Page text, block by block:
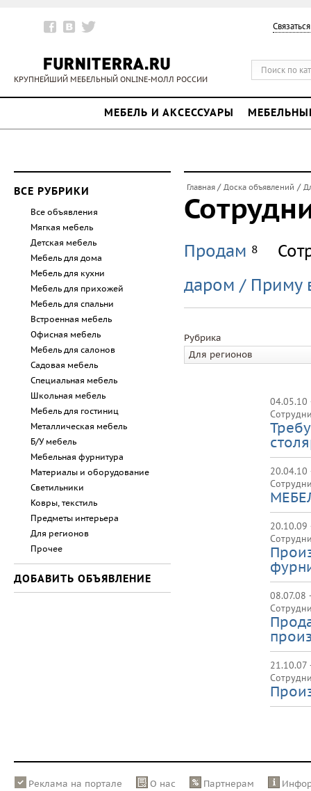
КРУПНЕЙШИЙ МЕБЕЛЬНЫЙ ONLINE-МОЛЛ РОССИИ
МЕБЕЛЬ И АКСЕССУАРЫ
Главная / Доска объявлений /
Продам 8
даром / Приму
Рубрика
Для регионов
04.05.10
20.10.09
08.07.08
21.10.07
ВСЕ РУБРИКИ
Все объявления
Мягкая мебель
Детская мебель
Мебель для дома
Мебель для кухни
Мебель для прихожей
Мебель для спальни
Встроенная мебель
Офисная мебель
Мебель для салонов
Садовая мебель
Специальная мебель
Школьная мебель
Мебель для гостиниц
Металлическая мебель
Б/У мебель
Мебельная фурнитура
Материалы и оборудование
Светильники
Ковры, текстиль
Предметы интерьера
Для регионов
Прочее
ДОБАВИТЬ ОБЪЯВЛЕНИЕ
Реклама на портале О нас Партнерам